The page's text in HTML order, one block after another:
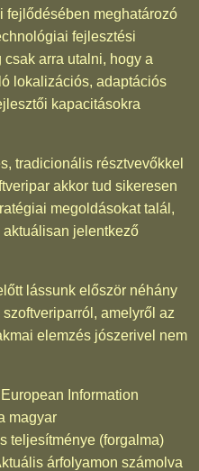
fejlődésében meghatározó
fejlesztési
arra utalni, hogy a
lokalizációs, adaptációs
kapacitásokra
tradicionális résztvevőkkel
akkor tud sikeresen
megoldásokat talál,
jelentkező
lássunk először néhány
amelyről az
elemzés jószerivel nem
Information
magyar
teljesítménye (forgalma)
árfolyamon számolva